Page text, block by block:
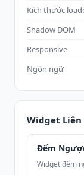
Kích thước
Shadow DOM
Responsive
Ngôn ngữ
Widget Liên
Đếm
Widget đếm